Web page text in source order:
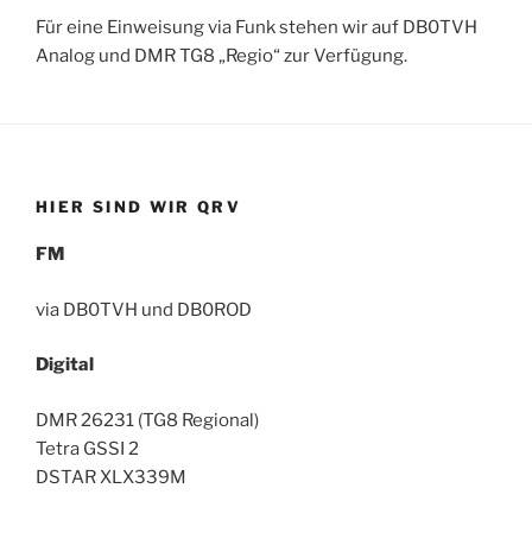
Für eine Einweisung via Funk stehen wir auf DB0TVH
Analog und DMR TG8 „Regio“ zur Verfügung.
HIER SIND WIR QRV
FM
via DB0TVH und DB0ROD
Digital
DMR 26231 (TG8 Regional)
Tetra GSSI 2
DSTAR XLX339M